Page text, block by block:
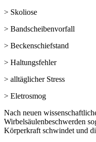
> Skoliose
> Bandscheibenvorfall
> Beckenschiefstand
> Haltungsfehler
> alltäglicher Stress
> Eletrosmog
Nach neuen
Wirbelsäulenbeschwerden
Körperkraft schwindet und